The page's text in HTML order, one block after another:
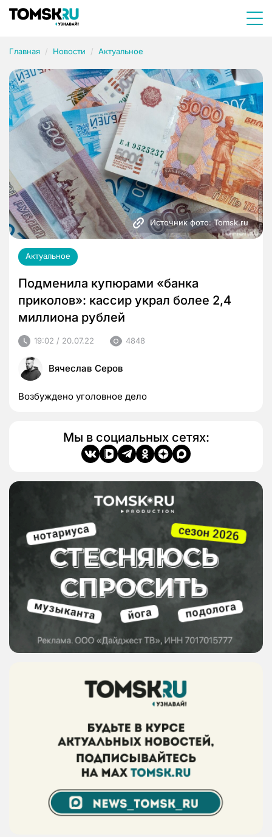
Главная Новости Актуальное
Источник фото: Tomsk.ru
Актуальное
Подменила купюрами «банка
приколов»: кассир украл более 2,4
миллиона рублей
19:02 / 20.07.22 4848
Вячеслав Серов
Возбуждено уголовное дело
Мы в социальных сетях: